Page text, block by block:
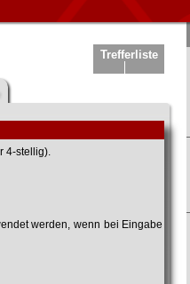
Trefferliste
4-stellig).
werden, wenn bei Eingabe